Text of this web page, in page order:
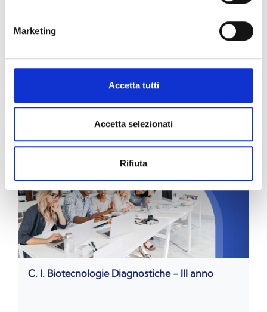
Marketing
Accetta tutti
Accetta selezionati
Rifiuta
C. I. Biotecnologie Mediche - II anno
C. I. Biotecnologie Diagnostiche - III anno